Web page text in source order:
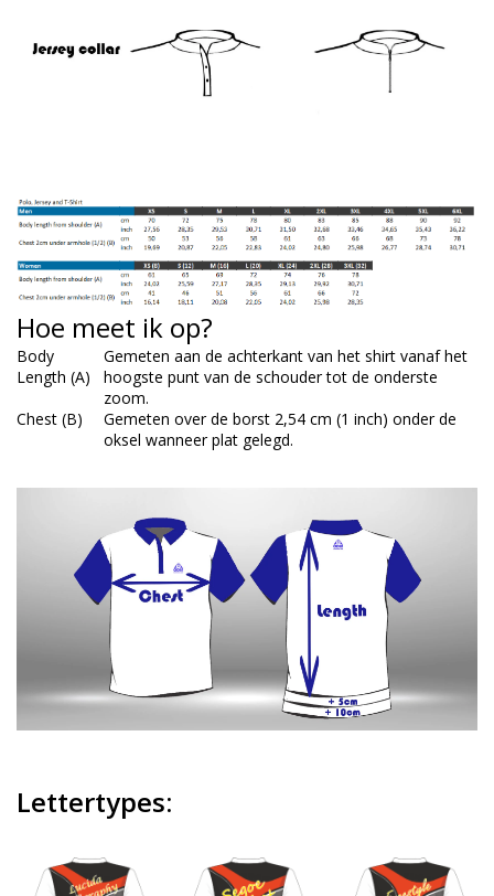
Hoe meet ik op?
Body
Length (A)
Gemeten aan de achterkant van het shirt vanaf het
hoogste punt van de schouder tot de onderste
zoom.
Chest (B)
Gemeten over de borst 2,54 cm (1 inch) onder de
oksel wanneer plat gelegd.
Lettertypes: